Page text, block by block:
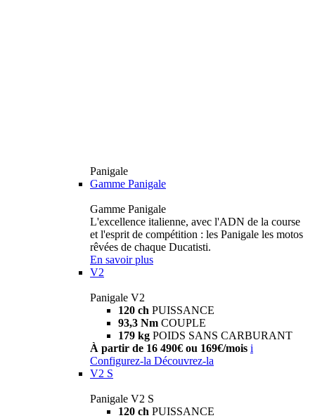
Panigale
Gamme Panigale
Gamme Panigale
L'excellence italienne, avec l'ADN de la course
et l'esprit de compétition : les Panigale les motos
rêvées de chaque Ducatisti.
En savoir plus
V2
Panigale V2
120 ch PUISSANCE
93,3 Nm COUPLE
179 kg POIDS SANS CARBURANT
À partir de 16 490€ ou 169€/mois i
Configurez-la Découvrez-la
V2 S
Panigale V2 S
120 ch PUISSANCE